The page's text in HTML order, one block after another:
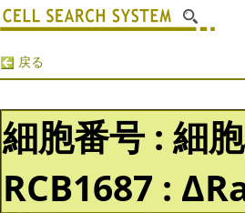
戻る
細胞番号 : 細
RCB1687 :